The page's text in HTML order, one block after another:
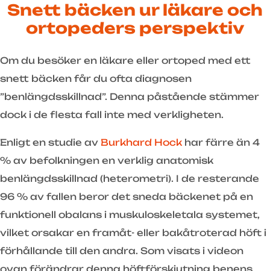
Snett bäcken ur läkare och
ortopeders perspektiv
Om du besöker en läkare eller ortoped med ett
snett bäcken får du ofta diagnosen
”benlängdsskillnad”. Denna påstående stämmer
dock i de flesta fall inte med verkligheten.
Enligt en studie av Burkhard Hock har färre än 4
% av befolkningen en verklig anatomisk
benlängdsskillnad (heterometri). I de resterande
96 % av fallen beror det sneda bäckenet på en
funktionell obalans i muskuloskeletala systemet,
vilket orsakar en framåt- eller bakåtroterad höft i
förhållande till den andra. Som visats i videon